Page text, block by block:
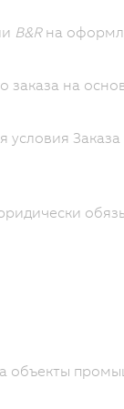
B&Rна
заказа на
условия
объекты